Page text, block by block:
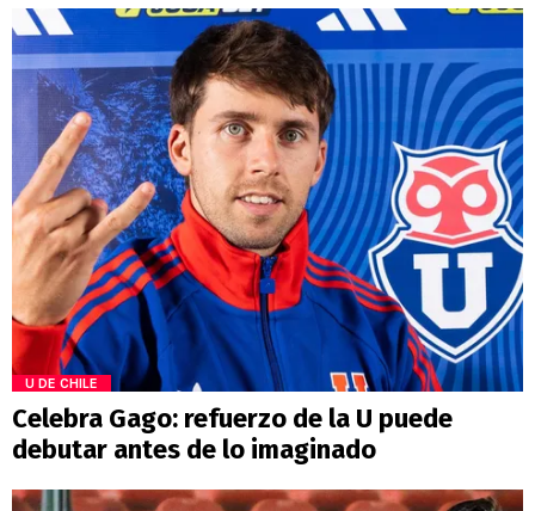
U DE CHILE
Celebra Gago: refuerzo de la U puede
debutar antes de lo imaginado